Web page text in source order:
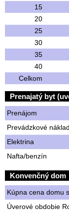
15
20
25
30
35
40
Celkom
Prenajatý byt
Prenájom
Prevádzkové
Elektrina
Nafta/benzín
Konvenčný dom
Kúpna cena domu
Úverové obdobie